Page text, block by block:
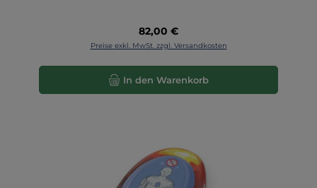
Regulärer Preis:
82,00 €
Preise exkl. MwSt. zzgl. Versandkosten
In den Warenkorb